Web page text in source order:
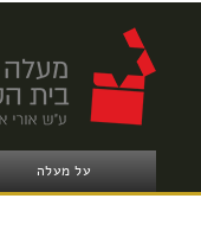
על מעלה